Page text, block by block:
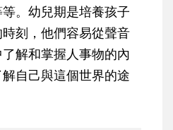
。幼兒期是培養孩子
刻，他們容易從聲音
解和掌握人事物的內
自己與這個世界的途